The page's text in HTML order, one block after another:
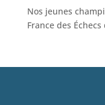
Nos jeunes
France des Échecs